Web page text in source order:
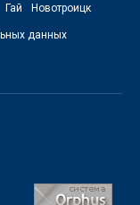
Гай Новотроицк
данных